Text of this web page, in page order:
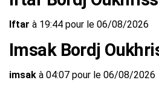
Iftar à 19:44 pour le 06/08/2026
Imsak Bordj
imsak à 04:07 pour le 06/08/2026